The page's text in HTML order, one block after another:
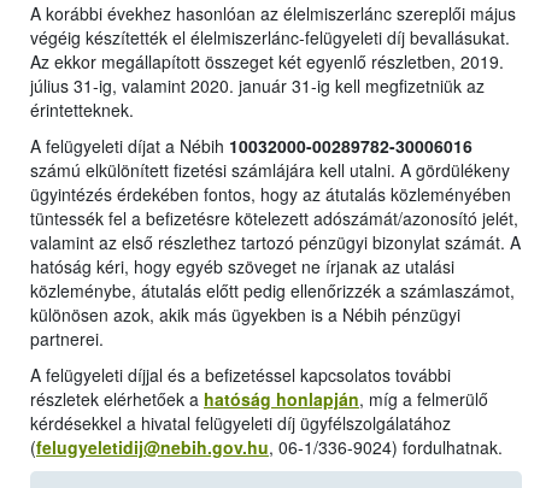
A korábbi évekhez hasonlóan az élelmiszerlánc szereplői május
végéig készítették el élelmiszerlánc-felügyeleti díj bevallásukat.
Az ekkor megállapított összeget két egyenlő részletben, 2019.
július 31-ig, valamint 2020. január 31-ig kell megfizetniük az
érintetteknek.
A felügyeleti díjat a Nébih 10032000-00289782-30006016
számú elkülönített fizetési számlájára kell utalni. A gördülékeny
ügyintézés érdekében fontos, hogy az átutalás közleményében
tüntessék fel a befizetésre kötelezett adószámát/azonosító jelét,
valamint az első részlethez tartozó pénzügyi bizonylat számát. A
hatóság kéri, hogy egyéb szöveget ne írjanak az utalási
közleménybe, átutalás előtt pedig ellenőrizzék a számlaszámot,
különösen azok, akik más ügyekben is a Nébih pénzügyi
partnerei.
A felügyeleti díjjal és a befizetéssel kapcsolatos további
részletek elérhetőek a hatóság honlapján, míg a felmerülő
kérdésekkel a hivatal felügyeleti díj ügyfélszolgálatához
(felugyeletidij@nebih.gov.hu, 06-1/336-9024) fordulhatnak.